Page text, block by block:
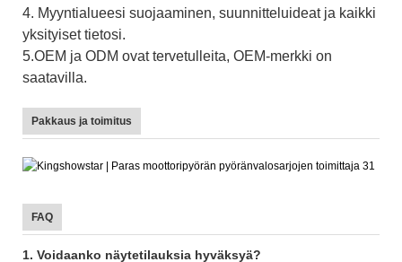
4. Myyntialueesi suojaaminen, suunnitteluideat ja kaikki
yksityiset tietosi.
5.OEM ja ODM ovat tervetulleita, OEM-merkki on
saatavilla.
Pakkaus ja toimitus
FAQ
1. Voidaanko näytetilauksia hyväksyä?